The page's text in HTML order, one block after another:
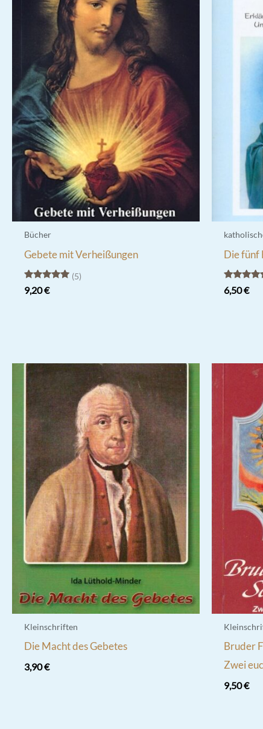
Bücher
Gebete mit Verheißungen
Bewertet
mit
5
9,20€
Die fünf
Bewertet
mit
6,50€
Kleinschriften
Die Macht des Gebetes
3,90€
Bruder
Zwei
9,50€